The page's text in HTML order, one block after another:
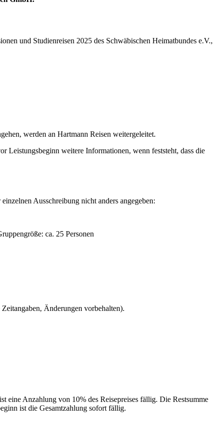
und Studienreisen 2025 des Schwäbischen Heimatbundes e.V.,
werden an Hartmann Reisen weitergeleitet.
Leistungsbeginn weitere Informationen, wenn feststeht, dass die
Ausschreibung nicht anders angegeben:
ca. 25 Personen
Änderungen vorbehalten).
eine Anzahlung von 10% des Reisepreises fällig. Die Restsumme
ist die Gesamtzahlung sofort fällig.